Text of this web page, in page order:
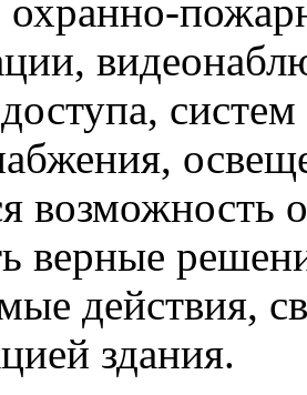
охранно-
возможность
верные
действия,
здания.